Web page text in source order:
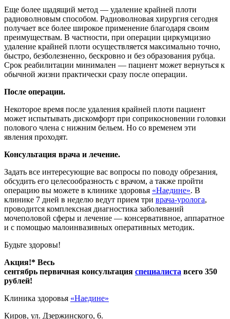
Еще более щадящий метод — удаление крайней плоти
радиоволновым способом. Радиоволновая хирургия сегодня
получает все более широкое применение благодаря своим
преимуществам. В частности, при операции циркумцизио
удаление крайней плоти осуществляется максимально точно,
быстро, безболезненно, бескровно и без образования рубца.
Срок реабилитации минимален — пациент может вернуться к
обычной жизни практически сразу после операции.
После операции.
Некоторое время после удаления крайней плоти пациент
может испытывать дискомфорт при соприкосновении головки
полового члена с нижним бельем. Но со временем эти
явления проходят.
Консультация врача и лечение.
Задать все интересующие вас вопросы по поводу обрезания,
обсудить его целесообразность с врачом, а также пройти
операцию вы можете в клинике здоровья «Наедине». В
клинике 7 дней в неделю ведут прием три врача-уролога,
проводится комплексная диагностика заболеваний
мочеполовой сферы и лечение — консервативное, аппаратное
и с помощью малоинвазивных оперативных методик.
Будьте здоровы!
Акция!* Весь
сентябрь первичная консультация специалиста всего 350
рублей!
Клиника здоровья «Наедине»
Киров, ул. Дзержинского, 6.